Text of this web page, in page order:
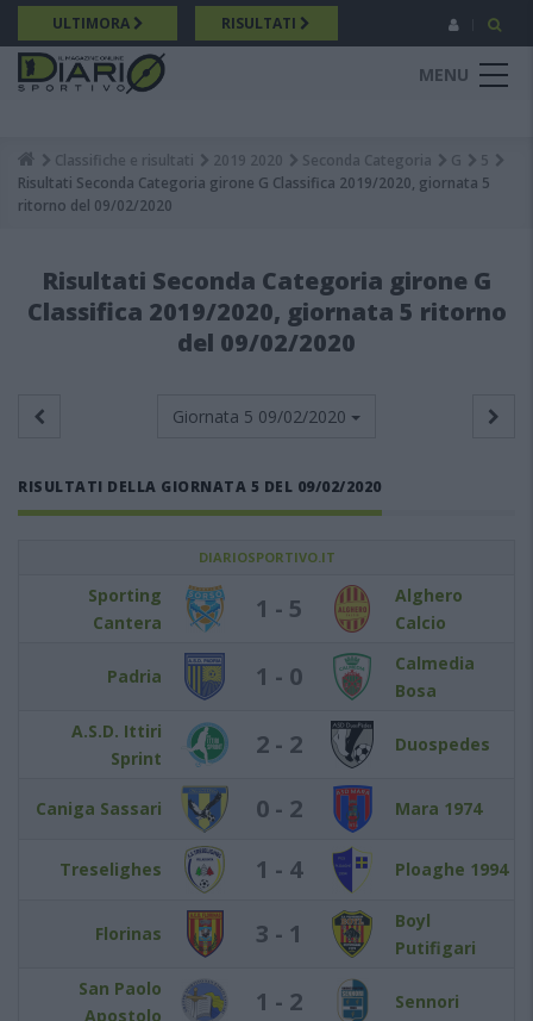
Salta
al
contenuto
principale
ULTIMORA RISULTATI
MENU
Breadcrumb
Classifiche e risultati 2019 2020 Seconda Categoria G
5
Risultati Seconda Categoria girone G Classifica 2019/2020, giornata 5
ritorno del 09/02/2020
Risultati Seconda Categoria girone G
Classifica 2019/2020, giornata 5 ritorno
del 09/02/2020
Giornata 5 09/02/2020
RISULTATI DELLA GIORNATA 5 DEL 09/02/2020
DIARIOSPORTIVO.IT
Sporting
Cantera
1 - 5
Alghero
Calcio
Padria 1 - 0
Calmedia
Bosa
A.S.D. Ittiri
Sprint
2 - 2 Duospedes
Caniga Sassari 0 - 2 Mara 1974
Treselighes 1 - 4 Ploaghe 1994
Florinas 3 - 1
Boyl
Putifigari
San Paolo
Apostolo
1 - 2 Sennori